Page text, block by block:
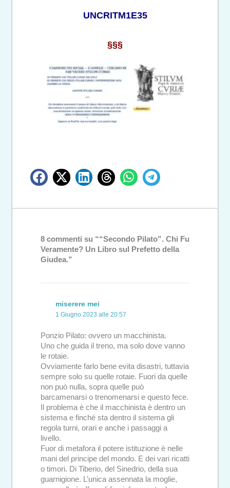
UNCRITM1E35
§§§
8 commenti su ““Secondo Pilato”. Chi Fu
Veramente? Un Libro sul Prefetto della
Giudea.”
miserere mei
1 Giugno 2023 alle 20:57
Ponzio Pilato: ovvero un macchinista.
Uno che guida il treno, ma solo dove vanno
le rotaie.
Ovviamente farlo bene evita disastri, tuttavia
sempre solo su quelle rotaie. Fuori da quelle
non può nulla, sopra quelle può
barcamenarsi o trenomenarsi e questo fece.
Il problema è che il macchinista è dentro un
sistema e finché sta dentro il sistema gli
regola turni, orari e anche i passaggi a
livello.
Fuor di metafora il potere istituzione è nelle
mani del principe del mondo. E dei vari ricatti
o timori. Di Tiberio, del Sinedrio, della sua
guarnigione. L’unica assennata la moglie,